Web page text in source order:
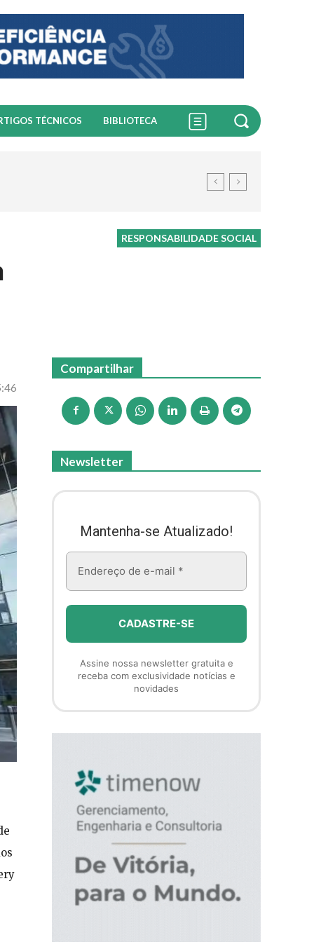
TÉCNICOS BIBLIOTECA
RESPONSABILIDADE SOCIAL
Compartilhar
Newsletter
Mantenha-se Atualizado!
Assine nossa newsletter gratuita e
receba com exclusividade notícias e
novidades